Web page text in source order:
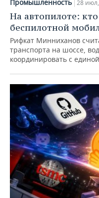
Промышленность 28
На автопилоте:
беспилотной
Рифкат Минниханов
транспорта на шоссе,
координировать с